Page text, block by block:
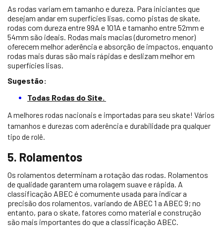
As rodas variam em tamanho e dureza. Para iniciantes que
desejam andar em superfícies lisas, como pistas de skate,
rodas com dureza entre 99A e 101A e tamanho entre 52mm e
54mm são ideais. Rodas mais macias (durometro menor)
oferecem melhor aderência e absorção de impactos, enquanto
rodas mais duras são mais rápidas e deslizam melhor em
superfícies lisas.
Sugestão:
Todas Rodas do Site.
A melhores rodas nacionais e importadas para seu skate! Vários
tamanhos e durezas com aderência e durabilidade pra qualquer
tipo de rolê.
5. Rolamentos
Os rolamentos determinam a rotação das rodas. Rolamentos
de qualidade garantem uma rolagem suave e rápida. A
classificação ABEC é comumente usada para indicar a
precisão dos rolamentos, variando de ABEC 1 a ABEC 9; no
entanto, para o skate, fatores como material e construção
são mais importantes do que a classificação ABEC.